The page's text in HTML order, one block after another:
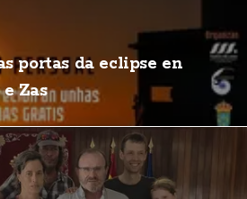
portas da eclipse en
Zas